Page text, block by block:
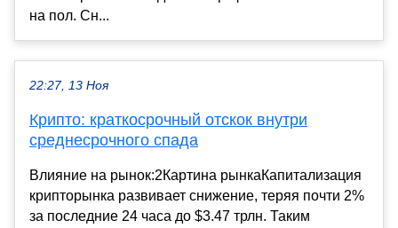
на пол. Сн...
22:27, 13 Ноя
Крипто: краткосрочный отскок внутри
среднесрочного спада
Влияние на рынок:2Картина рынкаКапитализация
крипторынка развивает снижение, теряя почти 2%
за последние 24 часа до $3.47 трлн. Таким